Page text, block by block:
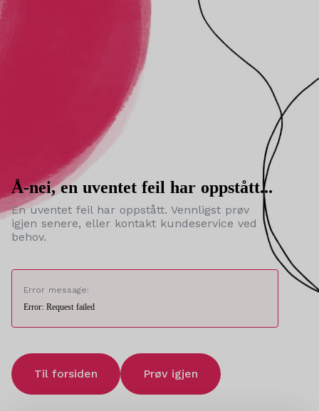
Å-nei, en uventet feil har oppstått...
En uventet feil har oppstått. Vennligst prøv
igjen senere, eller kontakt kundeservice ved
behov.
Error message:
Error: Request failed
Til forsiden Prøv igjen